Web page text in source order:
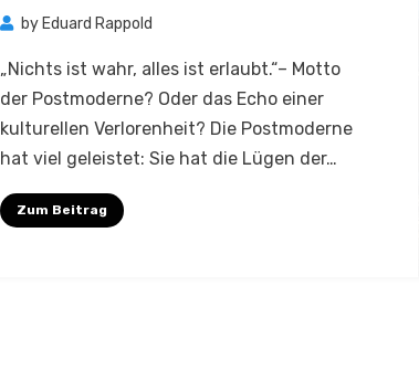
by Eduard Rappold
„Nichts ist wahr, alles ist erlaubt.“– Motto
der Postmoderne? Oder das Echo einer
kulturellen Verlorenheit? Die Postmoderne
hat viel geleistet: Sie hat die Lügen der…
Zum Beitrag